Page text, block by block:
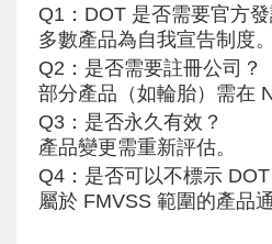
Q1：DOT 是否需要官方發
多數產品為自我宣告制度。
Q2：是否需要註冊公司？
部分產品（如輪胎）需在
Q3：是否永久有效？
產品變更需重新評估。
Q4：是否可以不標示 DOT
屬於 FMVSS 範圍的產品